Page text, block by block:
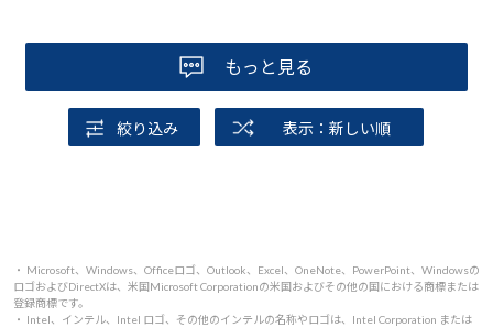
もっと見る
絞り込み 表示：新しい順
・ Microsoft、Windows、Officeロゴ、Outlook、Excel、OneNote、PowerPoint、Windowsの
ロゴおよびDirectXは、米国Microsoft Corporationの米国およびその他の国における商標または
登録商標です。
・ Intel、インテル、Intel ロゴ、その他のインテルの名称やロゴは、Intel Corporation または